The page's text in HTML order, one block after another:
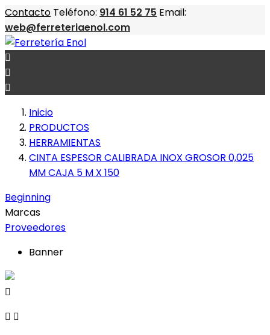
Contacto Teléfono: 914 61 52 75 Email:
web@ferreteriaenol.com



Inicio
PRODUCTOS
HERRAMIENTAS
CINTA ESPESOR CALIBRADA INOX GROSOR 0,025
MM CAJA 5 M X 150
Beginning
Marcas
Proveedores
Banner

 